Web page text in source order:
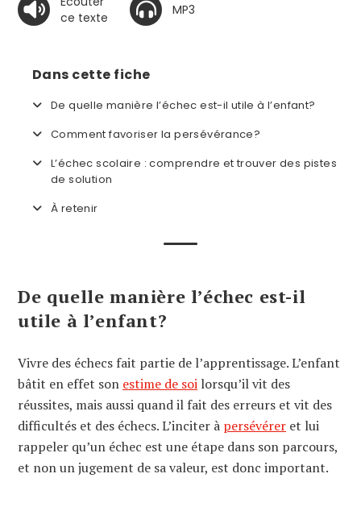
ce texte
MP3
Dans cette fiche
De quelle manière l’échec est-il utile à l’enfant?
Comment favoriser la persévérance?
L’échec scolaire : comprendre et trouver des pistes
de solution
À retenir
De quelle manière l’échec est-il
utile à l’enfant?
Vivre des échecs fait partie de l’apprentissage. L’enfant
bâtit en effet son estime de soi lorsqu’il vit des
réussites, mais aussi quand il fait des erreurs et vit des
difficultés et des échecs. L’inciter à persévérer et lui
rappeler qu’un échec est une étape dans son parcours,
et non un jugement de sa valeur, est donc important.